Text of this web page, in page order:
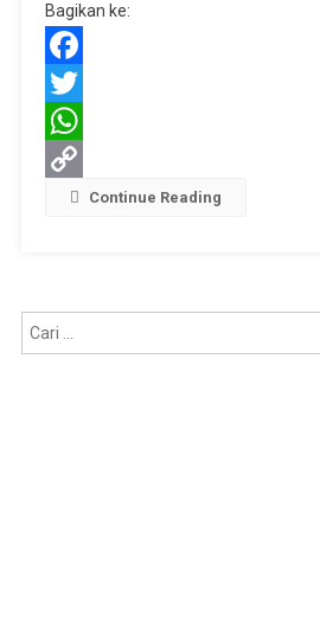
Bagikan ke:
Facebook
Twitter
WhatsApp
Copy
Continue Reading